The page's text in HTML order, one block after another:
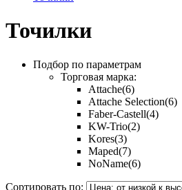
Точилки
Подбор по параметрам
Торговая марка:
Attache(6)
Attache Selection(6)
Faber-Castell(4)
KW-Trio(2)
Kores(3)
Maped(7)
NoName(6)
Сортировать по: